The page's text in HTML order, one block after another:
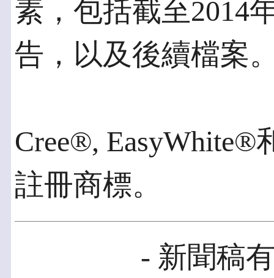
素，包括截至2014
告，以及後續檔案
Cree®, EasyWhite®
註冊商標。
- 新聞稿